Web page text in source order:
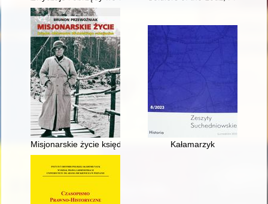
Misjonarskie życie księdza Aleksandra Michalskiego
Kałamarzyk